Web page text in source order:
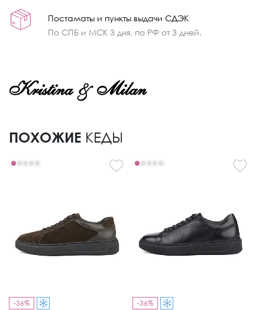
Постаматы и пункты выдачи СДЭК
По СПБ и МСК 3 дня, по РФ от 3 дней.
ПОХОЖИЕ КЕДЫ
-36% -36%